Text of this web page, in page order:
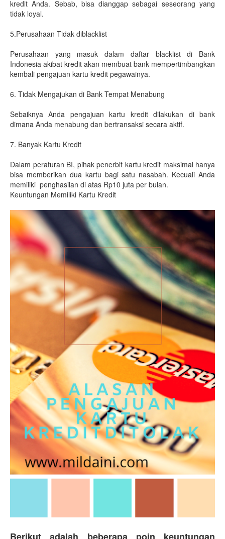
kredit Anda. Sebab, bisa dianggap sebagai seseorang yang
tidak loyal.
5.Perusahaan Tidak diblacklist
Perusahaan yang masuk dalam daftar blacklist di Bank
Indonesia akibat kredit akan membuat bank mempertimbangkan
kembali pengajuan kartu kredit pegawainya.
6. Tidak Mengajukan di Bank Tempat Menabung
Sebaiknya Anda pengajuan kartu kredit dilakukan di bank
dimana Anda menabung dan bertransaksi secara aktif.
7. Banyak Kartu Kredit
Dalam peraturan BI, pihak penerbit kartu kredit maksimal hanya
bisa memberikan dua kartu bagi satu nasabah. Kecuali Anda
memiliki penghasilan di atas Rp10 juta per bulan.
Keuntungan Memiliki Kartu Kredit